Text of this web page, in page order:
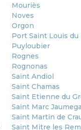
Mouriès
Noves
Orgon
Port Saint Louis du
Puyloubier
Rognes
Rognonas
Saint Andiol
Saint Chamas
Saint Etienne du
Saint Marc
Saint Martin de
Saint Mitre les